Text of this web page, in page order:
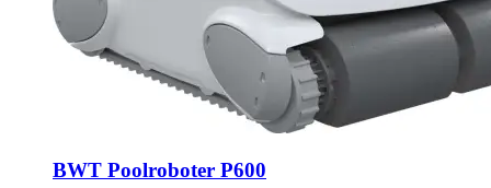
BWT Poolroboter P600